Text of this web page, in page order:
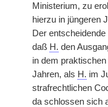
Ministerium, zu
hierzu in jüngeren
Der
daß H. den
in dem
Jahren, als H. im
strafrechtlichen
da schlossen sich